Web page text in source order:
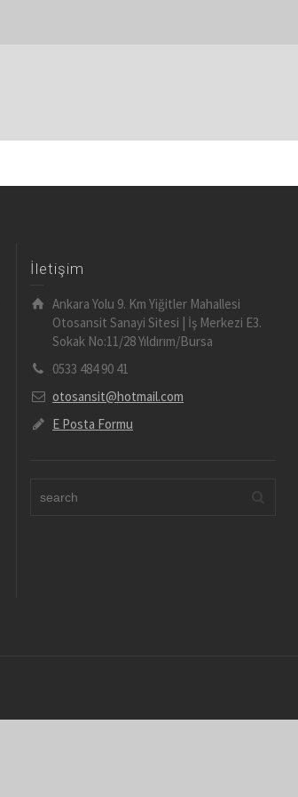
İletişim
Ankara Yolu 9. Km Yiğitler Mahallesi
Otosansit Sanayi Sitesi | İş Merkezi E3.
Sokak No:11/28 Yıldırım/Bursa
0533 484 90 41
otosansit@hotmail.com
E Posta Formu